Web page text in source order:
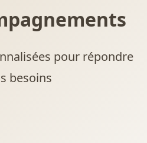
pour répondre
besoins